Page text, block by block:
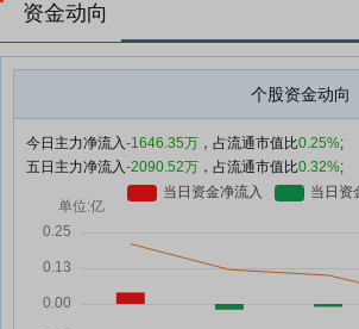
资金动向
个股资金动向
今日主力净流入-1646.35万 ，占流通市值比0.25%;
五日主力净流入-2090.52万 ，占流通市值比0.32%;